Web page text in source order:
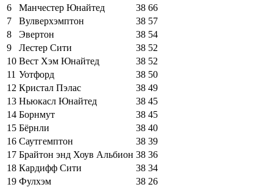
6
Манчестер Юнайтед 38 66
7
Вулверхэмптон 38 57
8
Эвертон 38 54
9
Лестер Сити 38 52
10 Вест Хэм Юнайтед 38 52
11 Уотфорд 38 50
12 Кристал Пэлас 38 49
13 Ньюкасл Юнайтед 38 45
14 Борнмут 38 45
15 Бёрнли 38 40
16 Саутгемптон 38 39
17 Брайтон энд Хоув Альбион 38 36
18 Кардифф Сити 38 34
19 Фулхэм 38 26